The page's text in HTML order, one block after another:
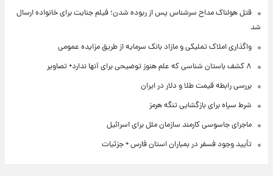
قتل هولناک مداح سرشناس پس از ربوده شدن؛ فیلم جنایت برای خانواده ارسال
شد
واگذاری املاک تملیکی و مازاد بانک سرمایه از طریق مزایده عمومی
۸ کشف باستان شناسی که علم هنوز توضیحی برای آنها ندارد+ تصاویر
بررسی رابطه قیمت طلا و دلار در ایران
شرط سپاه برای بازگشایی تنگه هرمز
ماجرای جاسوسی کارمند سازمان ملل برای اسرائیل
تأیید وجود فسفر در بمباران استان فارس + جزئیات